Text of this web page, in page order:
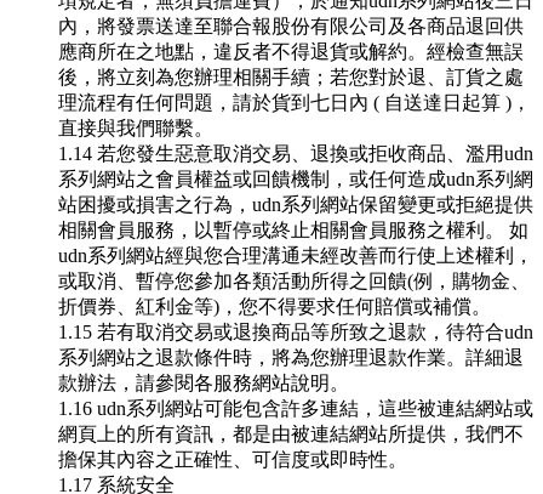
內，將發票送達至聯合報股份有限公司及各商品退回供
應商所在之地點，違反者不得退貨或解約。經檢查無誤
後，將立刻為您辦理相關手續；若您對於退、訂貨之處
理流程有任何問題，請於貨到七日內 ( 自送達日起算 )，
直接與我們聯繫。
1.14 若您發生惡意取消交易、退換或拒收商品、濫用udn
系列網站之會員權益或回饋機制，或任何造成udn系列網
站困擾或損害之行為，udn系列網站保留變更或拒絕提供
相關會員服務，以暫停或終止相關會員服務之權利。 如
udn系列網站經與您合理溝通未經改善而行使上述權利，
或取消、暫停您參加各類活動所得之回饋(例，購物金、
折價券、紅利金等)，您不得要求任何賠償或補償。
1.15 若有取消交易或退換商品等所致之退款，待符合udn
系列網站之退款條件時，將為您辦理退款作業。詳細退
款辦法，請參閱各服務網站說明。
1.16 udn系列網站可能包含許多連結，這些被連結網站或
網頁上的所有資訊，都是由被連結網站所提供，我們不
擔保其內容之正確性、可信度或即時性。
1.17 系統安全